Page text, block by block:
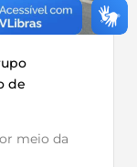
de
meio da